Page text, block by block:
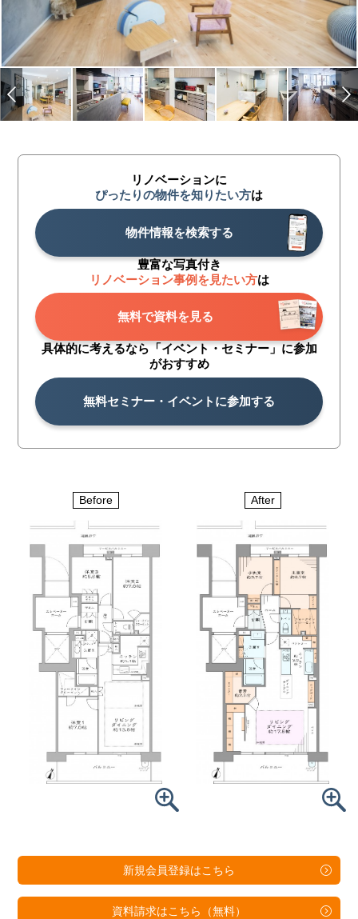
リノベーションに
ぴったりの物件を知りたい方は
物件情報を検索する
豊富な写真付き
リノベーション事例を見たい方は
無料で資料を見る
具体的に考えるなら「イベント・セミナー」に参加
がおすすめ
無料セミナー・イベントに参加する
Before After
新規会員登録はこちら
資料請求はこちら（無料）